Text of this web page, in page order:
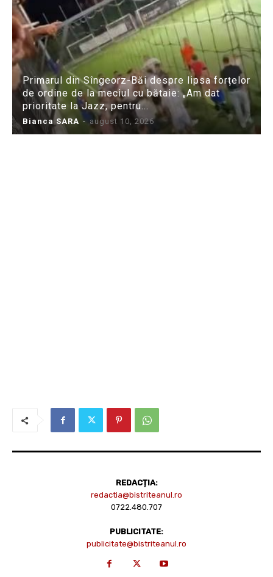
Primarul din Sîngeorz-Băi despre lipsa forțelor
de ordine de la meciul cu bătaie: „Am dat
prioritate la Jazz, pentru...
Bianca SARA - august 10, 2026
REDACȚIA:
redactia@bistriteanul.ro
0722.480.707
PUBLICITATE:
publicitate@bistriteanul.ro